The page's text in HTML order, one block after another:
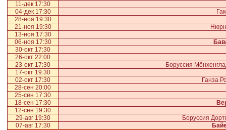
11-дек 17:30
04-дек 17:30
28-ноя 19:30
21-ноя 19:30
13-ноя 17:30
06-ноя 17:30
30-окт 17:30
26-окт 22:00
23-окт 17:30
Боруссия
17-окт 19:30
02-окт 17:30
Ганза
28-сен 20:00
25-сен 17:30
18-сен 17:30
12-сен 19:30
29-авг 19:30
Боруссия
07-авг 17:30